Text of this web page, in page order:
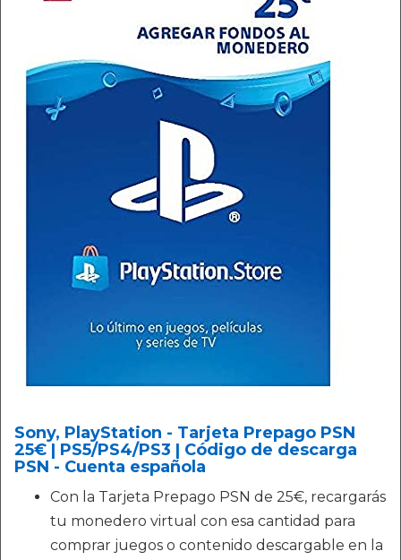
Sony, PlayStation - Tarjeta Prepago PSN
25€ | PS5/PS4/PS3 | Código de descarga
PSN - Cuenta española
Con la Tarjeta Prepago PSN de 25€, recargarás
tu monedero virtual con esa cantidad para
comprar juegos o contenido descargable en la